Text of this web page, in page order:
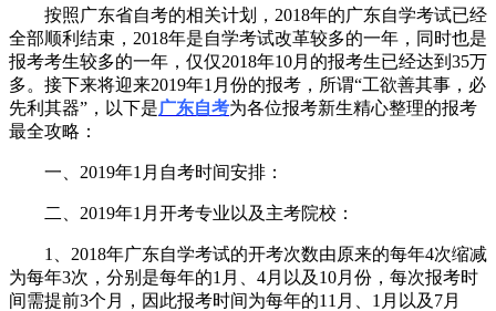
按照广东省自考的相关计划，2018年的广东自学考试已经
全部顺利结束，2018年是自学考试改革较多的一年，同时也是
报考考生较多的一年，仅仅2018年10月的报考生已经达到35万
多。接下来将迎来2019年1月份的报考，所谓“工欲善其事，必
先利其器”，以下是广东自考为各位报考新生精心整理的报考
最全攻略：
一、2019年1月自考时间安排：
二、2019年1月开考专业以及主考院校：
1、2018年广东自学考试的开考次数由原来的每年4次缩减
为每年3次，分别是每年的1月、4月以及10月份，每次报考时
间需提前3个月，因此报考时间为每年的11月、1月以及7月